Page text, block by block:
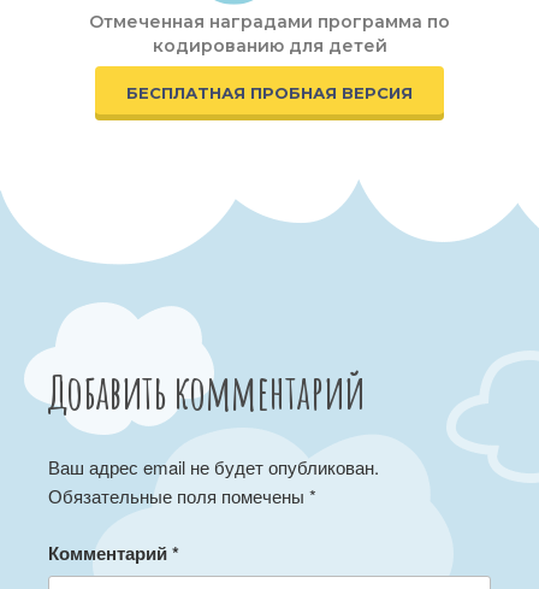
Отмеченная наградами программа по
кодированию для детей
БЕСПЛАТНАЯ ПРОБНАЯ ВЕРСИЯ
Добавить комментарий
Ваш адрес email не будет опубликован.
Обязательные поля помечены *
Комментарий*